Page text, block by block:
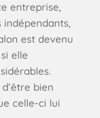
entreprise,
est devenu
elle
bien
celle-ci lui